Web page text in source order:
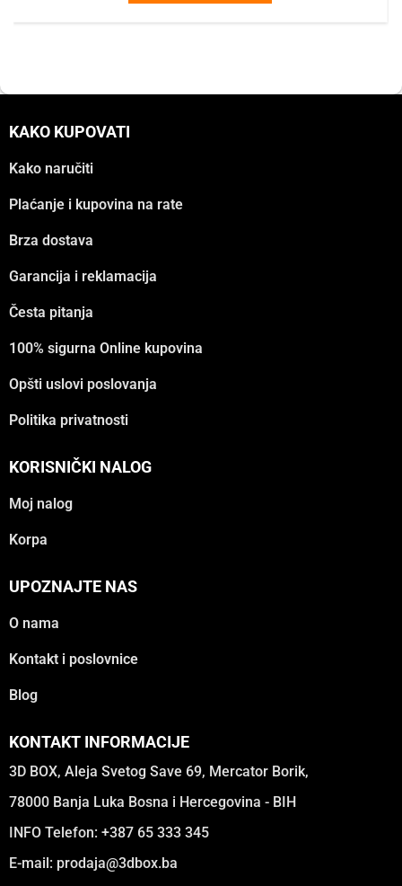
KAKO KUPOVATI
Kako naručiti
Plaćanje i kupovina na rate
Brza dostava
Garancija i reklamacija
Česta pitanja
100% sigurna Online kupovina
Opšti uslovi poslovanja
Politika privatnosti
KORISNIČKI NALOG
Moj nalog
Korpa
UPOZNAJTE NAS
O nama
Kontakt i poslovnice
Blog
KONTAKT INFORMACIJE
3D BOX, Aleja Svetog Save 69, Mercator Borik,
78000 Banja Luka Bosna i Hercegovina - BIH
INFO Telefon: +387 65 333 345
E-mail: prodaja@3dbox.ba